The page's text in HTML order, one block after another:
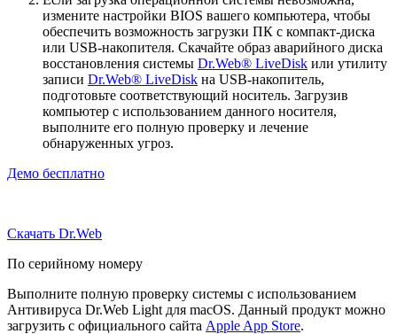
измените настройки BIOS вашего компьютера, чтобы
обеспечить возможность загрузки ПК с компакт-диска
или USB-накопителя. Скачайте образ аварийного диска
восстановления системы Dr.Web® LiveDisk или утилиту
записи Dr.Web® LiveDisk на USB-накопитель,
подготовьте соответствующий носитель. Загрузив
компьютер с использованием данного носителя,
выполните его полную проверку и лечение
обнаруженных угроз.
Демо бесплатно
Скачать Dr.Web
По серийному номеру
Выполните полную проверку системы с использованием
Антивируса Dr.Web Light для macOS. Данный продукт можно
загрузить с официального сайта Apple App Store.